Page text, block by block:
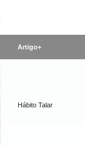
Artigo+
Hábito Talar